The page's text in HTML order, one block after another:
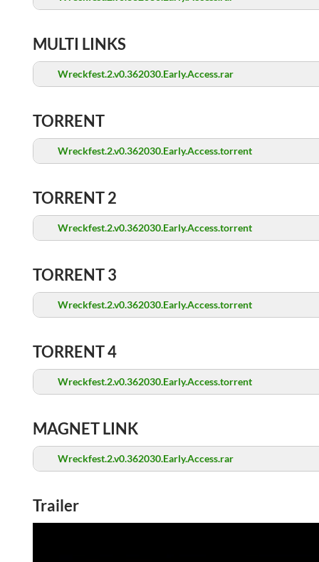
MULTI LINKS
Wreckfest.2.v0.362030.Early.Access.rar
TORRENT
Wreckfest.2.v0.362030.Early.Access.torrent
TORRENT 2
Wreckfest.2.v0.362030.Early.Access.torrent
TORRENT 3
Wreckfest.2.v0.362030.Early.Access.torrent
TORRENT 4
Wreckfest.2.v0.362030.Early.Access.torrent
MAGNET LINK
Wreckfest.2.v0.362030.Early.Access.rar
Trailer